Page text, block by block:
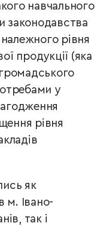
навчального
законодавства
рівня
продукції (яка
громадського
у
рівня
як
м. Івано-
так і